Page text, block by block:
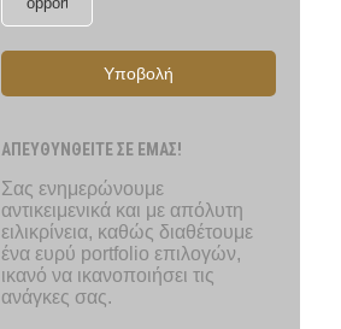
Υποβολή
ΑΠΕΥΘΥΝΘΕΙΤΕ ΣΕ ΕΜΑΣ!
Σας ενημερώνουμε
αντικειμενικά και με απόλυτη
ειλικρίνεια, καθώς διαθέτουμε
ένα ευρύ portfolio επιλογών,
ικανό να ικανοποιήσει τις
ανάγκες σας.